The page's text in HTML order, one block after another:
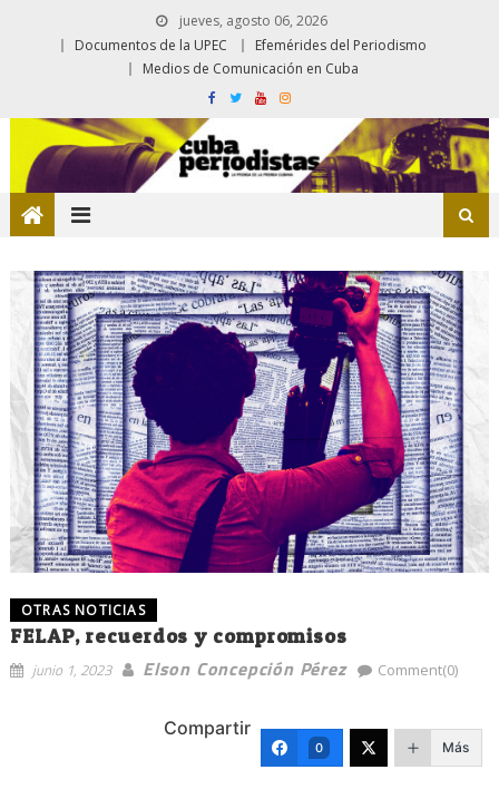
jueves, agosto 06, 2026
Documentos de la UPEC
Efemérides del Periodismo
Medios de Comunicación en Cuba
OTRAS NOTICIAS
FELAP, recuerdos y compromisos
junio 1, 2023 Elson Concepción Pérez Comment(0)
Compartir
0 Más